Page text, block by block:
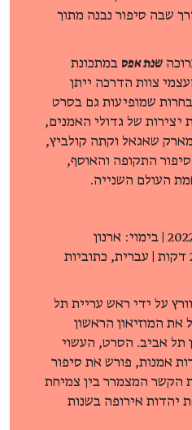
שבה סיפור נבנה מתוך
שנת אפס במתכונת
צוות הדרכה ייתן
שמופיעות גם בסרט
יצירות של גדולי האמנים,
שאגאל וקתה קולביץ,
התקופה והאוסף,
העולם השנייה.
, 2022 | בימוי: ארנון
גולדפינגר | ישראל, 2022 | 24 דקות | עברית, כתוביות
שוורץ על ידי ראש עריית תל
את המוזיאון הראשון
תל אביב. הסרט, העשוי
אמנות, פורש את סיפור
הקשר המצמרר בין צמיחת
יהדות אירופה בשנות